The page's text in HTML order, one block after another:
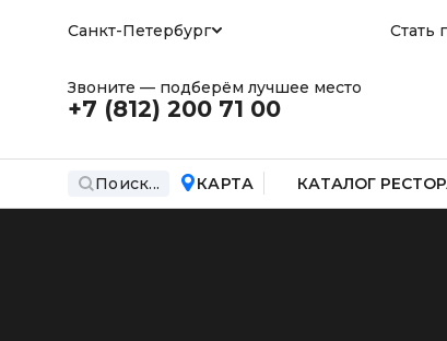
Санкт-Петербург Стать
Звоните — подберём лучшее место
+7 (812) 200 71 00
Поиск... КАРТА КАТАЛОГ